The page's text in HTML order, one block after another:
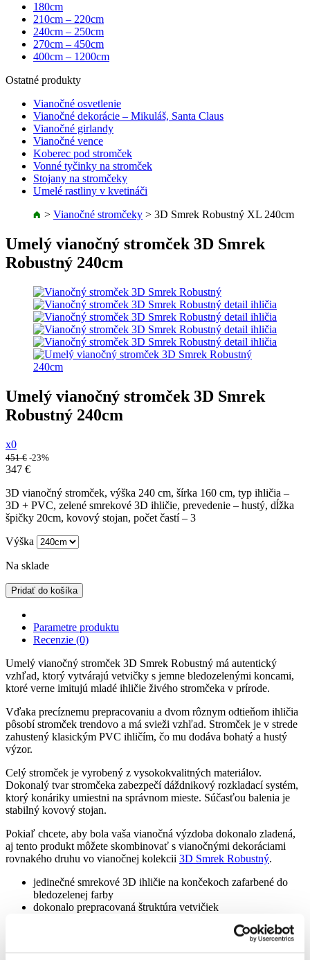
180cm
210cm – 220cm
240cm – 250cm
270cm – 450cm
400cm – 1200cm
Ostatné produkty
Vianočné osvetlenie
Vianočné dekorácie – Mikuláš, Santa Claus
Vianočné girlandy
Vianočné vence
Koberec pod stromček
Vonné tyčinky na stromček
Stojany na stromčeky
Umelé rastliny v kvetináči
> Vianočné stromčeky > 3D Smrek Robustný XL 240cm
Umelý vianočný stromček 3D Smrek
Robustný 240cm
Umelý vianočný stromček 3D Smrek
Robustný 240cm
x0
451€ -23%
347 €
3D vianočný stromček, výška 240 cm, šírka 160 cm, typ ihličia –
3D + PVC, zelené smrekové 3D ihličie, prevedenie – hustý, dĺžka
špičky 20cm, kovový stojan, počet častí – 3
Výška
Na sklade
Pridať do košíka
Parametre produktu
Recenzie (0)
Umelý vianočný stromček 3D Smrek Robustný má autentický
vzhľad, ktorý vytvárajú vetvičky s jemne bledozelenými koncami,
ktoré verne imitujú mladé ihličie živého stromčeka v prírode.
Vďaka precíznemu prepracovaniu a dvom rôznym odtieňom ihličia
pôsobí stromček trendovo a má svieži vzhľad. Stromček je v strede
zahustený klasickým PVC ihličím, čo mu dodáva bohatý a hustý
výzor.
Celý stromček je vyrobený z vysokokvalitných materiálov.
Dokonalý tvar stromčeka zabezpečí dáždnikový rozkladací systém,
ktorý konáriky umiestni na správnom mieste. Súčasťou balenia je
stabilný kovový stojan.
Pokiaľ chcete, aby bola vaša vianočná výzdoba dokonalo zladená,
aj tento produkt môžete skombinovať s vianočnými dekoráciami
rovnakého druhu vo vianočnej kolekcii 3D Smrek Robustný.
jedinečné smrekové 3D ihličie na končekoch zafarbené do
bledozelenej farby
dokonalo prepracovaná štruktúra vetvičiek
jednoduchá manipulácia – jednoducho ho zložíte aj